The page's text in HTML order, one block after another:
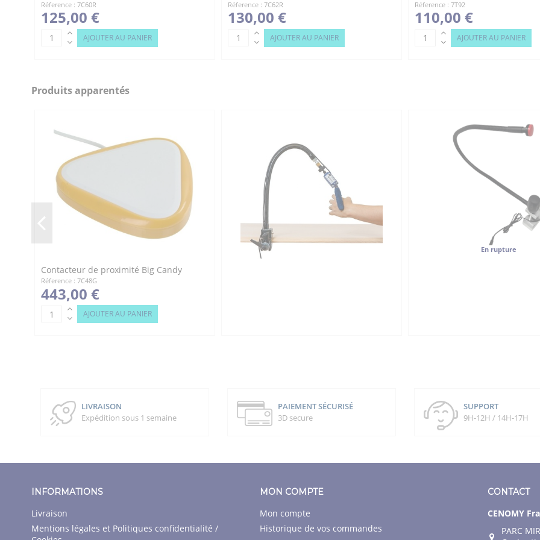
Réference : 7C60R
125,00 €
AJOUTER AU PANIER
Réference : 7C62R
130,00 €
AJOUTER AU PANIER
Réference : 7T92
110,00 €
AJOUTER AU PANIER
Produits apparentés
Contacteur de proximité Big Candy
Réference : 7C48G
443,00 €
AJOUTER AU PANIER
En rupture
LIVRAISON
Expédition sous 1 semaine
PAIEMENT SÉCURISÉ
3D secure
SUPPORT
9H-12H / 14H-17H
INFORMATIONS
Livraison
Mentions légales et Politiques confidentialité /
MON COMPTE
Mon compte
Historique de vos commandes
CONTACT
CENOMY
PARC